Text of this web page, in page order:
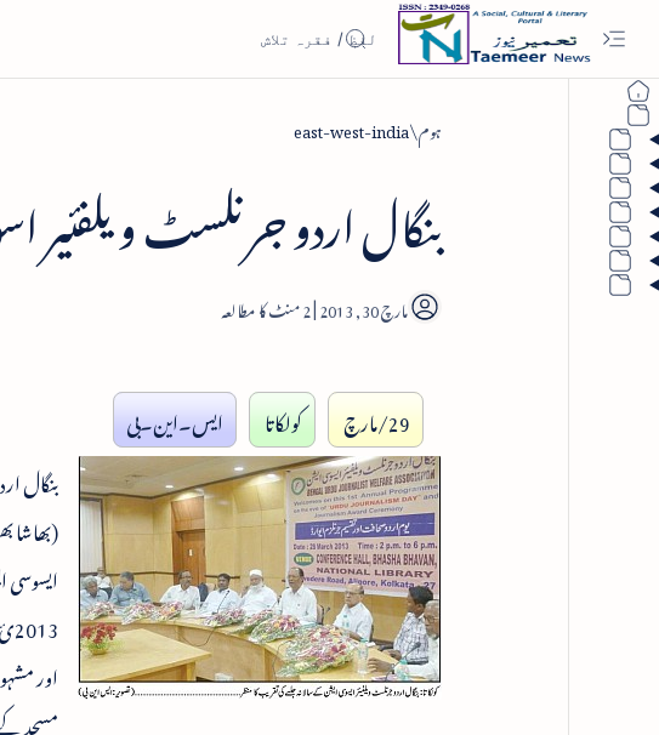
ہوم east-west-india
بنگال اردو جرنلسٹ ویلفئیر
2
29/مارچ کولکاتا
ایس۔این۔بی
بنگال
(بھاشا
اور
مسجد